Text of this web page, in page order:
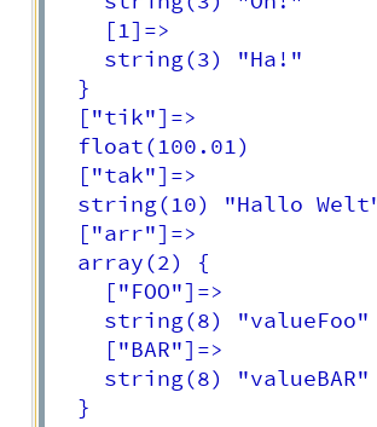
    [1]=>
    string(3) "Ha!"
  }
  ["tik"]=>
  float(100.01)
  ["tak"]=>
string(10) "Hallo
  ["arr"]=>
  array(2) {
    ["FOO"]=>
    string(8) "valueFoo"
    ["BAR"]=>
    string(8) "valueBAR"
  }